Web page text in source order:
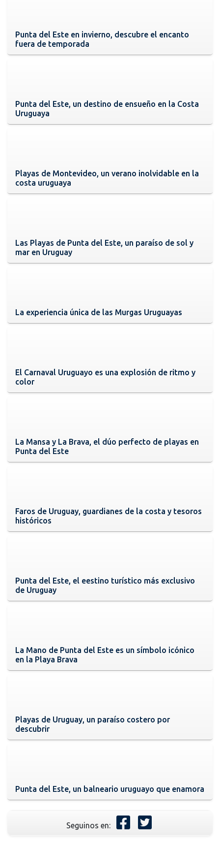
Punta del Este en invierno, descubre el encanto
fuera de temporada
Punta del Este, un destino de ensueño en la Costa
Uruguaya
Playas de Montevideo, un verano inolvidable en la
costa uruguaya
Las Playas de Punta del Este, un paraíso de sol y
mar en Uruguay
La experiencia única de las Murgas Uruguayas
El Carnaval Uruguayo es una explosión de ritmo y
color
La Mansa y La Brava, el dúo perfecto de playas en
Punta del Este
Faros de Uruguay, guardianes de la costa y tesoros
históricos
Punta del Este, el eestino turístico más exclusivo
de Uruguay
La Mano de Punta del Este es un símbolo icónico
en la Playa Brava
Playas de Uruguay, un paraíso costero por
descubrir
Punta del Este, un balneario uruguayo que enamora
Seguinos en: